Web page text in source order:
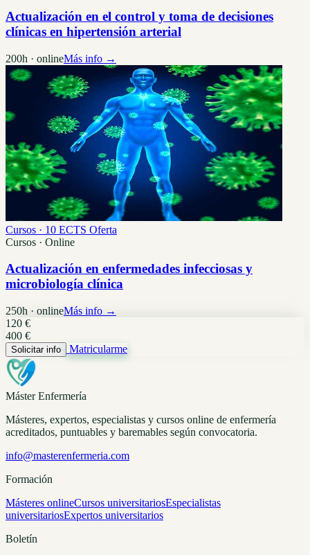
Actualización en el control y toma de decisiones
clínicas en hipertensión arterial
200h · onlineMás info →
Cursos · 10 ECTS Oferta
Cursos · Online
Actualización en enfermedades infecciosas y
microbiología clínica
250h · onlineMás info →
120 €
400 €
Solicitar info Matricularme
Máster Enfermería
Másteres, expertos, especialistas y cursos online de enfermería
acreditados, puntuables y baremables según convocatoria.
info@masterenfermeria.com
Formación
Másteres onlineCursos universitariosEspecialistas
universitariosExpertos universitarios
Boletín